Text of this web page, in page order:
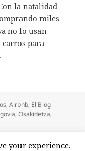
la natalidad
miles
no lo usan
carros para
,Airbnb, El Blog
,Osakidetza,
your experience.